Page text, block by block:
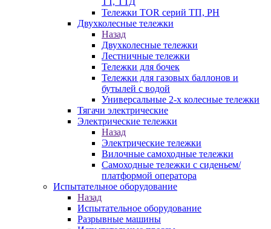
Тележки TOR серий ТП, PH
Двухколесные тележки
Назад
Двухколесные тележки
Лестничные тележки
Тележки для бочек
Тележки для газовых баллонов и
бутылей с водой
Универсальные 2-х колесные тележки
Тягачи электрические
Электрические тележки
Назад
Электрические тележки
Вилочные самоходные тележки
Самоходные тележки с сиденьем/
платформой оператора
Испытательное оборудование
Назад
Испытательное оборудование
Разрывные машины